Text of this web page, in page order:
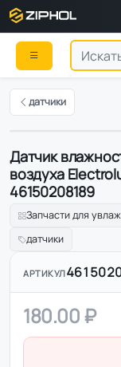
датчики
Датчик
воздуха
46150208189
Запчасти для
датчики
АРТИКУЛ
180.00 ₽